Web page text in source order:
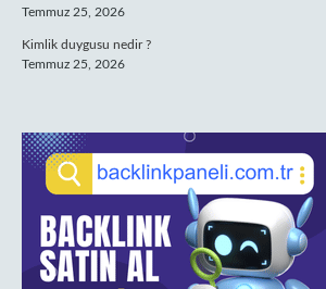
Temmuz 25, 2026
Kimlik duygusu nedir ?
Temmuz 25, 2026